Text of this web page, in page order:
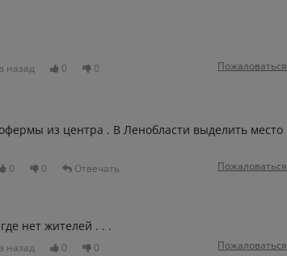
назад 0 0 Пожаловаться
из центра . В Ленобласти выделить место
0 0 Отвечать Пожаловаться
нет жителей . . .
назад 0 0 Пожаловаться